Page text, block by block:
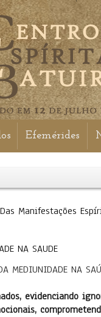
Efemérides
Manifestações
NA SAUDE
MEDIUNIDADE NA
evidenciando